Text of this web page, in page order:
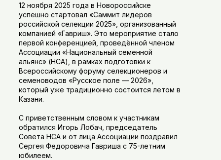
12 ноября 2025 года в Новороссийске
успешно стартовал «Саммит лидеров
российской селекции 2025», организованный
компанией «Гавриш». Это мероприятие стало
первой конференцией, проведённой членом
Ассоциации «Национальный семенной
альянс» (НСА), в рамках подготовки к
Всероссийскому форуму селекционеров и
семеноводов «Русское поле — 2026»,
который уже традиционно состоится летом в
Казани.
С приветственным словом к участникам
обратился Игорь Лобач, председатель
Совета НСА и от лица Ассоциации поздравил
Сергея Федоровича Гавриша с 75-летним
юбилеем.